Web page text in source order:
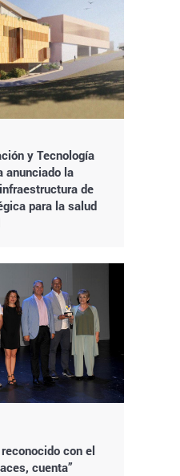
y Tecnología
anunciado la
de
para la salud
con el
cuenta”